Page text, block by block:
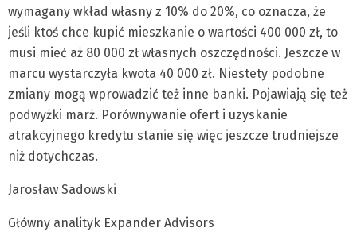
wymagany wkład własny z 10% do 20%, co oznacza, że
jeśli ktoś chce kupić mieszkanie o wartości 400 000 zł, to
musi mieć aż 80 000 zł własnych oszczędności. Jeszcze w
marcu wystarczyła kwota 40 000 zł. Niestety podobne
zmiany mogą wprowadzić też inne banki. Pojawiają się też
podwyżki marż. Porównywanie ofert i uzyskanie
atrakcyjnego kredytu stanie się więc jeszcze trudniejsze
niż dotychczas.
Jarosław Sadowski
Główny analityk Expander Advisors